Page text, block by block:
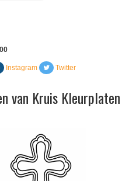
Instagram Twitter
van Kruis Kleurplaten